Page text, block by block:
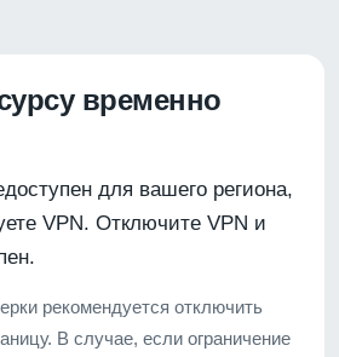
временно
для вашего региона,
VPN. Отключите VPN и
рекомендуется отключить
В случае, если ограничение